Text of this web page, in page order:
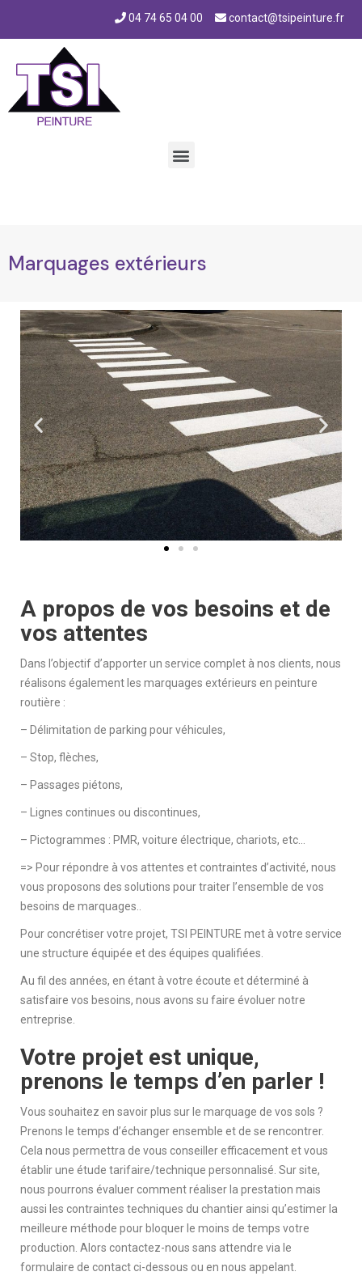
04 74 65 04 00 contact@tsipeinture.fr
Marquages extérieurs
A propos de vos besoins et de
vos attentes
Dans l’objectif d’apporter un service complet à nos clients, nous
réalisons également les marquages extérieurs en peinture
routière :
– Délimitation de parking pour véhicules,
– Stop, flèches,
– Passages piétons,
– Lignes continues ou discontinues,
– Pictogrammes : PMR, voiture électrique, chariots, etc…
=> Pour répondre à vos attentes et contraintes d’activité, nous
vous proposons des solutions pour traiter l’ensemble de vos
besoins de marquages..
Pour concrétiser votre projet, TSI PEINTURE met à votre service
une structure équipée et des équipes qualifiées.
Au fil des années, en étant à votre écoute et déterminé à
satisfaire vos besoins, nous avons su faire évoluer notre
entreprise.
Votre projet est unique,
prenons le temps d’en parler !
Vous souhaitez en savoir plus sur le marquage de vos sols ?
Prenons le temps d’échanger ensemble et de se rencontrer.
Cela nous permettra de vous conseiller efficacement et vous
établir une étude tarifaire/technique personnalisé. Sur site,
nous pourrons évaluer comment réaliser la prestation mais
aussi les contraintes techniques du chantier ainsi qu’estimer la
meilleure méthode pour bloquer le moins de temps votre
production. Alors contactez-nous sans attendre via le
formulaire de contact ci-dessous ou en nous appelant.